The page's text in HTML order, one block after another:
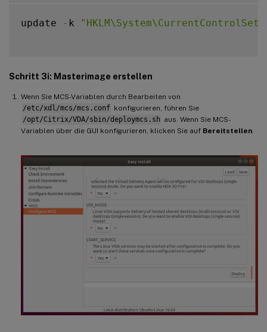
update - k
Schritt 3i: Masterimage erstellen
Wenn Sie MCS-Variablen durch Bearbeiten von
/etc/xdl/mcs/mcs.conf konfigurieren, führen Sie
/opt/Citrix/VDA/sbin/deploymcs.sh aus. Wenn Sie MCS-
Variablen über die GUI konfigurieren, klicken Sie auf Bereitstellen.